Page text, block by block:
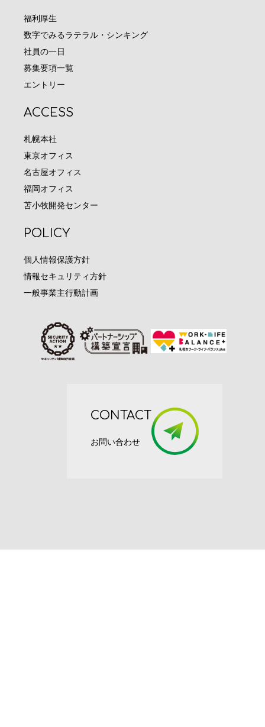
福利厚生
数字でみるラテラル・シンキング
社員の一日
募集要項一覧
エントリー
ACCESS
札幌本社
東京オフィス
名古屋オフィス
福岡オフィス
苫小牧開発センター
POLICY
個人情報保護方針
情報セキュリティ方針
一般事業主行動計画
CONTACT
お問い合わせ